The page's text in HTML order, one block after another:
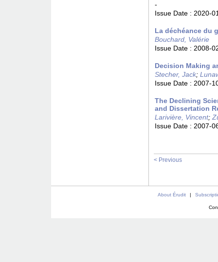
-
Issue Date : 2020-
La déchéance du
Bouchard, Valérie
Issue Date : 2008-
Decision Making
Stecher, Jack;
Issue Date : 2007-
The Declining
and Dissertation
Larivière, Vincent;
Issue Date : 2007-
< Previous
About Érudit |